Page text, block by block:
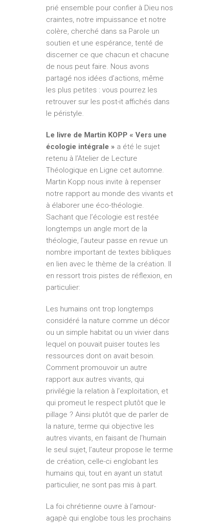
prié ensemble pour confier à Dieu nos
craintes, notre impuissance et notre
colère, cherché dans sa Parole un
soutien et une espérance, tenté de
discerner ce que chacun et chacune
de nous peut faire. Nous avons
partagé nos idées d’actions, même
les plus petites : vous pourrez les
retrouver sur les post-it affichés dans
le péristyle.
Le livre de Martin KOPP « Vers une
écologie intégrale » a été le sujet
retenu à l’Atelier de Lecture
Théologique en Ligne cet automne.
Martin Kopp nous invite à repenser
notre rapport au monde des vivants et
à élaborer une éco-théologie.
Sachant que l’écologie est restée
longtemps un angle mort de la
théologie, l’auteur passe en revue un
nombre important de textes bibliques
en lien avec le thème de la création. Il
en ressort trois pistes de réflexion, en
particulier:
Les humains ont trop longtemps
considéré la nature comme un décor
ou un simple habitat ou un vivier dans
lequel on pouvait puiser toutes les
ressources dont on avait besoin.
Comment promouvoir un autre
rapport aux autres vivants, qui
privilégie la relation à l’exploitation, et
qui promeut le respect plutôt que le
pillage ? Ainsi plutôt que de parler de
la nature, terme qui objective les
autres vivants, en faisant de l’humain
le seul sujet, l’auteur propose le terme
de création, celle-ci englobant les
humains qui, tout en ayant un statut
particulier, ne sont pas mis à part.
La foi chrétienne ouvre à l’amour-
agapè qui englobe tous les prochains